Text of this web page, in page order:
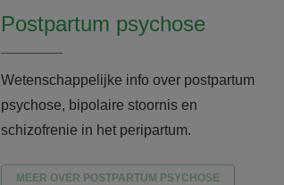
Postpartum psychose
Wetenschappelijke info over postpartum
psychose, bipolaire stoornis en
schizofrenie in het peripartum.
MEER OVER POSTPARTUM PSYCHOSE